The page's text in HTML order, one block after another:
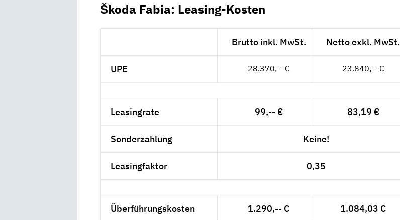
Škoda Fabia: Leasing-Kosten
Brutto inkl. MwSt. Netto exkl. MwSt.
UPE 28.370,-- € 23.840,-- €
Leasingrate 99,-- € 83,19 €
Sonderzahlung Keine!
Leasingfaktor 0,35
Überführungskosten 1.290,-- € 1.084,03 €